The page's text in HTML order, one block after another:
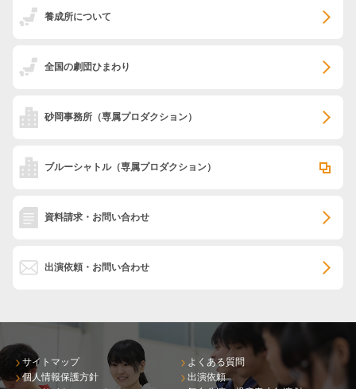
養成所について
全国の劇団ひまわり
砂岡事務所 （専属プロダクション）
ブルーシャトル（専属プロダクション）
資料請求・お問い合わせ
出演依頼・お問い合わせ
サイトマップ
個人情報保護方針
よくある質問
出演依頼